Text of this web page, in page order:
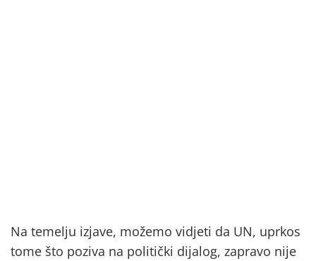
Na temelju izjave, možemo vidjeti da UN, uprkos
tome što poziva na politički dijalog, zapravo nije